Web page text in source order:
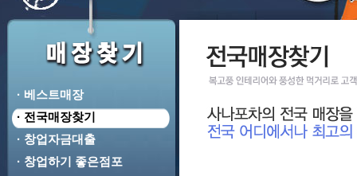
· 베스트매장
· 전국매장찾기
· 창업자금대출
· 창업하기 좋은점포